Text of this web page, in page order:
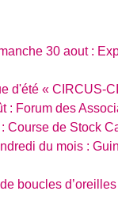
30 aout :
d'été « CIRCUS-
: Forum des
Course de Stock
du mois :
boucles